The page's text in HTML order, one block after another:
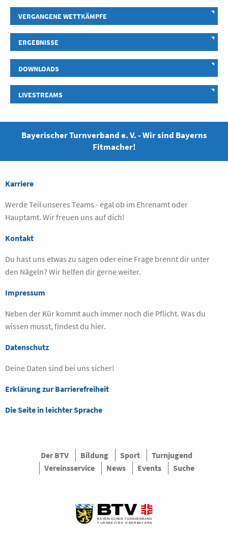
VERGANGENE WETTKÄMPFE
ERGEBNISSE
DOWNLOADS
LIVESTREAMS
Bayerischer Turnverband e. V. - Wir sind Bayerns
Fitmacher!
Karriere
Werde Teil unseres Teams - egal ob im Ehrenamt oder
Hauptamt. Wir freuen uns auf dich!
Kontakt
Du hast uns etwas zu sagen oder eine Frage brennt dir unter
den Nägeln? Wir helfen dir gerne weiter.
Impressum
Neben der Kür kommt auch immer noch die Pflicht. Was du
wissen musst, findest du hier.
Datenschutz
Deine Daten sind bei uns sicher!
Erklärung zur Barrierefreiheit
Die Seite in leichter Sprache
Der BTV Bildung Sport
Turnjugend
Vereinsservice
News Events Suche